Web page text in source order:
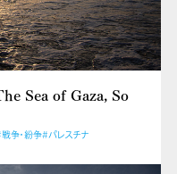
Sea of Gaza, So
争・紛争#パレスチナ